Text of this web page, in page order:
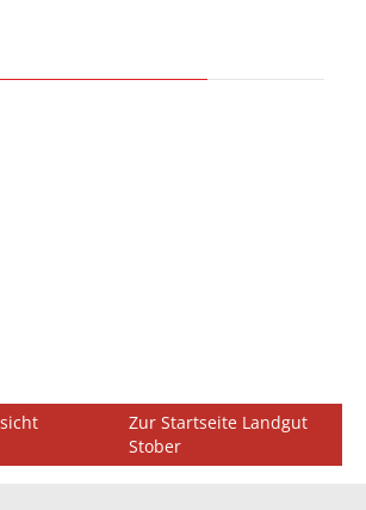
Zur Startseite Landgut
Stober